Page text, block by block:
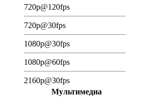
720p@120fps
720p@30fps
1080p@30fps
1080p@60fps
2160p@30fps
Мультимедиа